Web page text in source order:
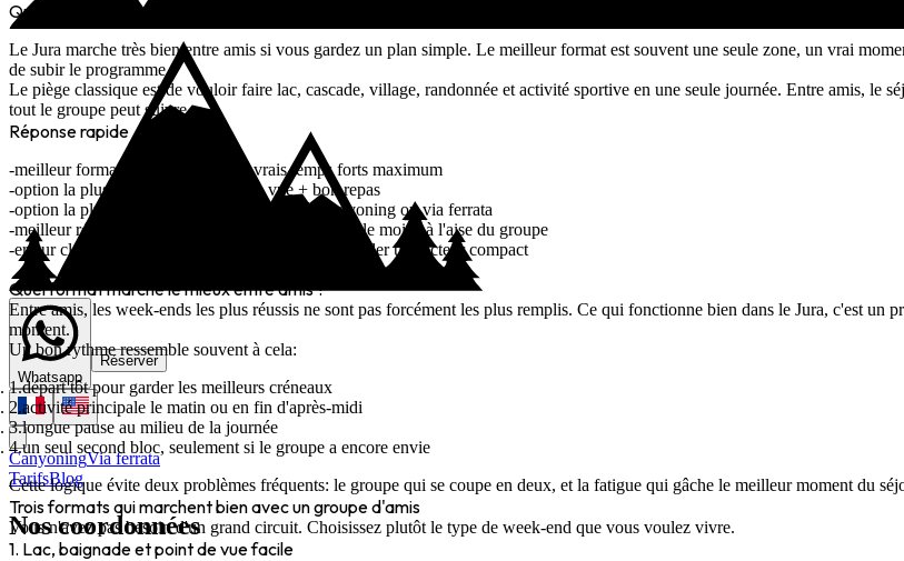
Whatsapp
Réserver
CanyoningVia ferrata
TarifsBlog
Nos coordonnées
Que faire dans le Jura entre amis l'été ?
Le Jura marche très bien entre amis si vous gardez un plan simple. Le meilleur format est souvent une seule zone, un vrai
de subir le programme.
Le piège classique est de vouloir faire lac, cascade, village, randonnée et activité sportive en une seule journée. Entre amis, le
tout le groupe peut suivre.
Réponse rapide
meilleur format:
1 base, 2 jours, 3 vrais temps forts maximum
option la plus simple:
lac + point de vue + bon repas
option la plus marquante:
une demi-journée canyoning ou via ferrata
meilleur réflexe:
choisir selon le moins motivé ou le moins à l'aise du groupe
erreur classique:
multiplier les trajets au lieu de garder un secteur compact
Quel format marche le mieux entre amis ?
Entre amis, les week-ends les plus réussis ne sont pas forcément les plus remplis. Ce qui fonctionne bien dans le Jura, c'est un
moment.
Un bon rythme ressemble souvent à cela:
départ tôt pour garder les meilleurs créneaux
activité principale le matin ou en fin d'après-midi
longue pause au milieu de la journée
un seul second bloc, seulement si le groupe a encore envie
Cette logique évite deux problèmes fréquents: le groupe qui se coupe en deux, et la fatigue qui gâche le meilleur moment du
Trois formats qui marchent bien avec un groupe d'amis
Vous n'avez pas besoin d'un grand circuit. Choisissez plutôt le type de week-end que vous voulez vivre.
1. Lac, baignade et point de vue facile